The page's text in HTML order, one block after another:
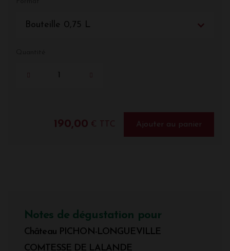
Bouteille 0,75 L
190,00 € TTC Ajouter au panier
Notes de dégustation pour
Château PICHON-LONGUEVILLE
COMTESSE DE LALANDE